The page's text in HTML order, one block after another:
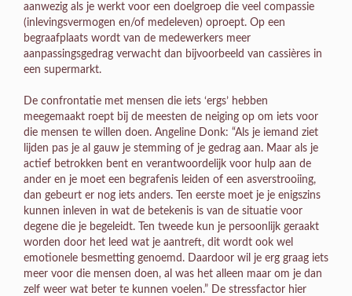
aanwezig als je werkt voor een doelgroep die veel compassie
(inlevingsvermogen en/of medeleven) oproept. Op een
begraafplaats wordt van de medewerkers meer
aanpassingsgedrag verwacht dan bijvoorbeeld van cassières in
een supermarkt.
De confrontatie met mensen die iets ‘ergs’ hebben
meegemaakt roept bij de meesten de neiging op om iets voor
die mensen te willen doen. Angeline Donk: “Als je iemand ziet
lijden pas je al gauw je stemming of je gedrag aan. Maar als je
actief betrokken bent en verantwoordelijk voor hulp aan de
ander en je moet een begrafenis leiden of een asverstrooiing,
dan gebeurt er nog iets anders. Ten eerste moet je je enigszins
kunnen inleven in wat de betekenis is van de situatie voor
degene die je begeleidt. Ten tweede kun je persoonlijk geraakt
worden door het leed wat je aantreft, dit wordt ook wel
emotionele besmetting genoemd. Daardoor wil je erg graag iets
meer voor die mensen doen, al was het alleen maar om je dan
zelf weer wat beter te kunnen voelen.” De stressfactor hier